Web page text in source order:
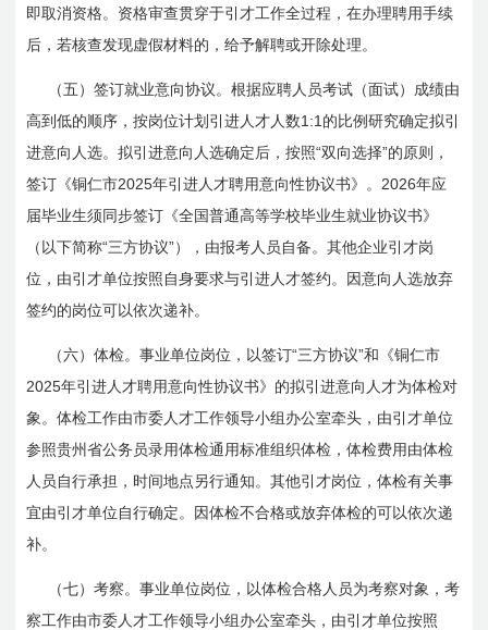
即取消资格。资格审查贯穿于引才工作全过程，在办理聘用手续
后，若核查发现虚假材料的，给予解聘或开除处理。
（五）签订就业意向协议。根据应聘人员考试（面试）成绩由
高到低的顺序，按岗位计划引进人才人数1:1 的比例研究确定拟引
进意向人选。拟引进意向人选确定后，按照“双向选择”的原则，
签订《铜仁市2025年引进人才聘用意向性协议书》。 2026年应
届毕业生须同步签订《全国普通高等学校毕业生就业协议书》
（以下简称“三方协议”），由报考人员自备。其他企业引才岗
位，由引才单位按照自身要求与引进人才签约。因意向人选放弃
签约的岗位可以依次递补。
（六）体检。事业单位岗位，以签订“三方协议”和《铜仁市
2025年引进人才聘用意向性协议书》的拟引进意向人才为体检对
象。体检工作由市委人才工作领导小组办公室牵头，由引才单位
参照贵州省公务员录用体检通用标准组织体检，体检费用由体检
人员自行承担，时间地点另行通知。其他引才岗位，体检有关事
宜由引才单位自行确定。因体检不合格或放弃体检的可以依次递
补。
（七）考察。事业单位岗位，以体检合格人员为考察对象，考
察工作由市委人才工作领导小组办公室牵头，由引才单位按照